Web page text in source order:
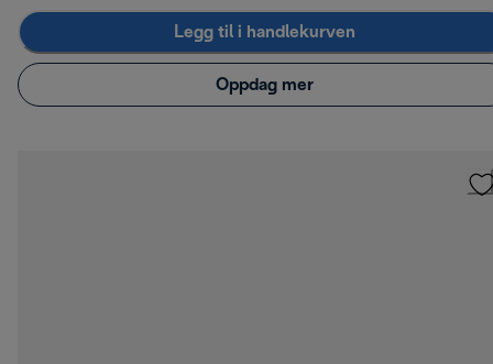
Legg til i handlekurven
Oppdag mer